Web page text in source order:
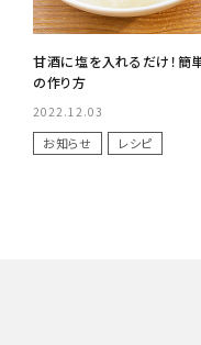
甘酒に塩を入れるだけ！簡
の作り方
2022.12.03
お知らせ レシピ